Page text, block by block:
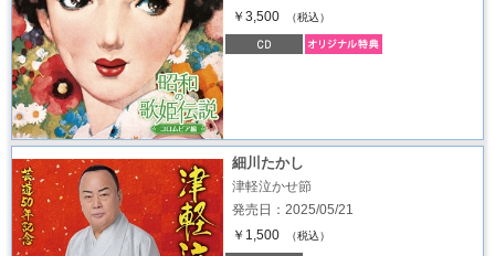
￥3,500
（税込）
細川たかし
津軽泣かせ節
発売日：2025/05/21
￥1,500
（税込）